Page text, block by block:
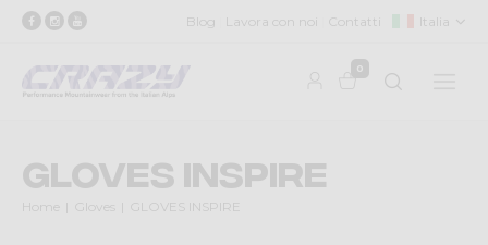
Blog Lavora con noi Contatti Italia
0
GLOVES INSPIRE
Home Gloves GLOVES INSPIRE